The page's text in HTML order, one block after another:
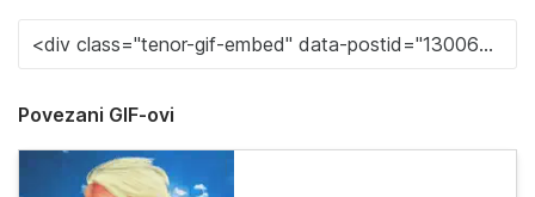
Povezani GIF-ovi